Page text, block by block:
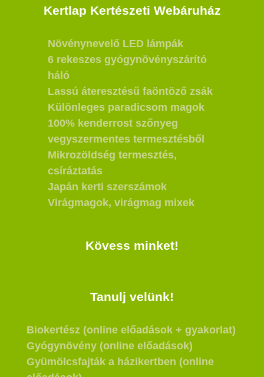
Kertlap Kertészeti Webáruház
Növénynevelő LED lámpák
6 rekeszes gyógynövényszárító
háló
Lassú áteresztésű faöntöző zsák
Különleges paradicsom magok
100% kenderrost szőnyeg
vegyszermentes termesztésből
Mikrozöldség termesztés,
csíráztatás
Japán kerti szerszámok
Virágmagok, virágmag mixek
Kövess minket!
Tanulj velünk!
Biokertész (online előadások + gyakorlat)
Gyógynövény (online előadások)
Gyümölcsfajták a házikertben (online